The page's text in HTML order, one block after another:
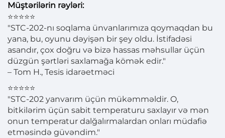
Müştərilərin rəyləri:
⭐⭐⭐⭐⭐
"STC-202-nı soqlama ünvanlarımıza qoymaqdan bu
yana, bu, oyunu dəyişən bir şey oldu. İstifadəsi
asandır, çox doğru və bizə hassas məhsullar üçün
düzgün şərtləri saxlamağa kömək edir."
– Tom H., Tesis idarəetməci
⭐⭐⭐⭐⭐
"STC-202 yanvarım üçün mükəmməldir. O,
bitkilərim üçün sabit temperaturu saxlayır və mən
onun temperatur dalğalırmalardan onları müdafiə
etməsində güvəndim."